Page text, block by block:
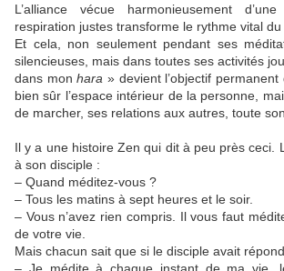
L’alliance vécue harmonieusement
respiration justes transforme le rythme vital du
Et cela, non seulement pendant ses
silencieuses, mais dans toutes ses activités
dans monhara » devient l’objectif
bien sûr l’espace intérieur de la personne,
de marcher, ses relations aux autres, toute
Il y a une histoire Zen qui dit à peu près ceci.
à son disciple :
– Quand méditez-vous ?
– Tous les matins à sept heures et le soir.
– Vous n’avez rien compris. Il vous faut
de votre vie.
Mais chacun sait que si le disciple avait